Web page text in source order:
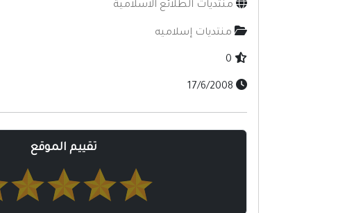
منتديات الطلائع الاسلامية
منتديات إسلاميه
تقييم الموقع